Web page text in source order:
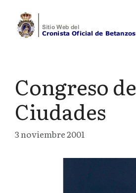
contenido
Congreso de
Ciudades
3 noviembre 2001